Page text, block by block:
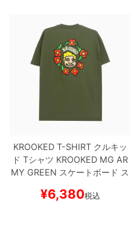
KROOKED T-SHIRTクルキッ
ド Tシャツ KROOKED MG AR
MY GREEN スケートボード ス
¥6,380税込
9.0inch以上
シェイプデッキ